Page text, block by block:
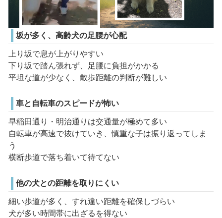
坂が多く、高齢犬の足腰が心配
上り坂で息が上がりやすい
下り坂で踏ん張れず、足腰に負担がかかる
平坦な道が少なく、散歩距離の判断が難しい
車と自転車のスピードが怖い
早稲田通り・明治通りは交通量が極めて多い
自転車が高速で抜けていき、慎重な子は振り返ってしま
う
横断歩道で落ち着いて待てない
他の犬との距離を取りにくい
細い歩道が多く、すれ違い距離を確保しづらい
犬が多い時間帯に出ざるを得ない